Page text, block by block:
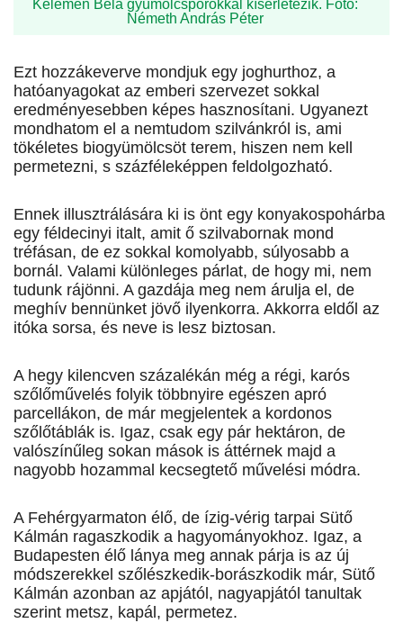
Kelemen Béla gyümölcsporokkal kísérletezik. Fotó:
Németh András Péter
Ezt hozzákeverve mondjuk egy joghurthoz, a
hatóanyagokat az emberi szervezet sokkal
eredményesebben képes hasznosítani. Ugyanezt
mondhatom el a nemtudom szilvánkról is, ami
tökéletes biogyümölcsöt terem, hiszen nem kell
permetezni, s százféleképpen feldolgozható.
Ennek illusztrálására ki is önt egy konyakospohárba
egy féldecinyi italt, amit ő szilvabornak mond
tréfásan, de ez sokkal komolyabb, súlyosabb a
bornál. Valami különleges párlat, de hogy mi, nem
tudunk rájönni. A gazdája meg nem árulja el, de
meghív bennünket jövő ilyenkorra. Akkorra eldől az
itóka sorsa, és neve is lesz biztosan.
A hegy kilencven százalékán még a régi, karós
szőlőművelés folyik többnyire egészen apró
parcellákon, de már megjelentek a kordonos
szőlőtáblák is. Igaz, csak egy pár hektáron, de
valószínűleg sokan mások is áttérnek majd a
nagyobb hozammal kecsegtető művelési módra.
A Fehérgyarmaton élő, de ízig-vérig tarpai Sütő
Kálmán ragaszkodik a hagyományokhoz. Igaz, a
Budapesten élő lánya meg annak párja is az új
módszerekkel szőlészkedik-borászkodik már, Sütő
Kálmán azonban az apjától, nagyapjától tanultak
szerint metsz, kapál, permetez.